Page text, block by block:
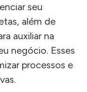
seu
além de
auxiliar na
negócio. Esses
processos e